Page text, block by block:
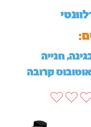
חנייה
קרובה